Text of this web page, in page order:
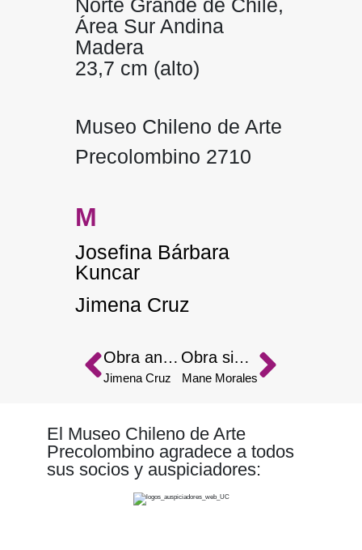
Norte Grande de Chile,
Área Sur Andina
Madera
23,7 cm (alto)
Museo Chileno de Arte
Precolombino 2710
M
Josefina Bárbara
Kuncar
Jimena Cruz
Obra anterior
Jimena Cruz
Obra siguiente
Mane Morales
El Museo Chileno de Arte
Precolombino agradece a todos
sus socios y auspiciadores: